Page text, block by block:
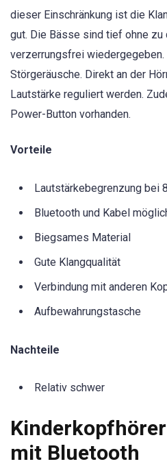
dieser Einschränkung ist die
gut. Die Bässe sind tief ohne zu
verzerrungsfrei
Störgeräusche. Direkt an der
Lautstärke reguliert werden.
Power-Button vorhanden.
Vorteile
Lautstärkebegrenzung bei
Bluetooth und Kabel
Biegsames Material
Gute Klangqualität
Verbindung mit anderen
Aufbewahrungstasche
Nachteile
Relativ schwer
mit Bluetooth